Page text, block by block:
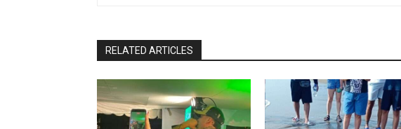
RELATED ARTICLES